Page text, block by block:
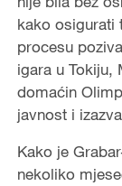
kako osigurati
procesu
igara u Tokiju,
domaćin
javnost i
Kako je
nekoliko